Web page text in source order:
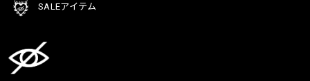
SALEアイテム